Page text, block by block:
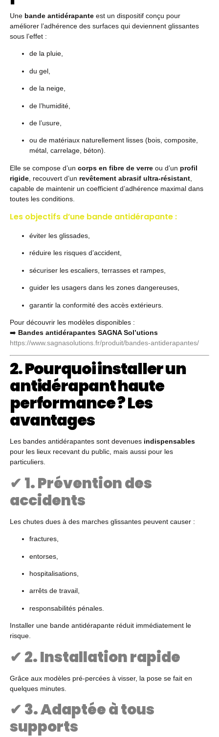
Une bande antidérapante est un dispositif conçu pour
améliorer l’adhérence des surfaces qui deviennent glissantes
sous l’effet :
de la pluie,
du gel,
de la neige,
de l’humidité,
de l’usure,
ou de matériaux naturellement lisses (bois, composite,
métal, carrelage, béton).
Elle se compose d’un corps en fibre de verre ou d’un profil
rigide , recouvert d’un revêtement abrasif ultra-résistant
capable de maintenir un coefficient d’adhérence maximal dans
toutes les conditions.
Les objectifs d’une bande antidérapante :
éviter les glissades,
réduire les risques d’accident,
sécuriser les escaliers, terrasses et rampes,
guider les usagers dans les zones dangereuses,
garantir la conformité des accès extérieurs.
Pour découvrir les modèles disponibles :
➡️ Bandes antidérapantes SAGNA Sol’utions
https://www.sagnasolutions.fr/produit/bandes-antiderapantes/
2. Pourquoi installer un
antidérapant haute
performance ? Les
avantages
Les bandes antidérapantes sont devenues indispensables
pour les lieux recevant du public, mais aussi pour les
particuliers.
✔ 1. Prévention des
accidents
Les chutes dues à des marches glissantes peuvent causer :
fractures,
entorses,
hospitalisations,
arrêts de travail,
responsabilités pénales.
Installer une bande antidérapante réduit immédiatement le
risque.
✔ 2. Installation rapide
Grâce aux modèles pré-percées à visser, la pose se fait en
quelques minutes.
✔ 3. Adaptée à tous
supports